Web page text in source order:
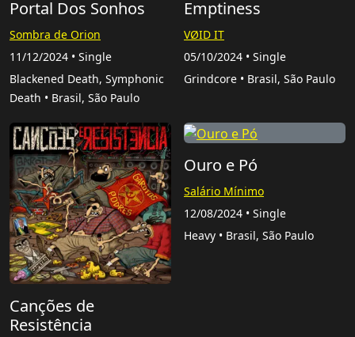
Portal Dos Sonhos
Sombra de Orion
11/12/2024 • Single
Blackened Death, Symphonic
Death • Brasil, São Paulo
Emptiness
VØID IT
05/10/2024 • Single
Grindcore • Brasil, São Paulo
Canções de
Resistência
Ouro e Pó
Salário Mínimo
12/08/2024 • Single
Heavy • Brasil, São Paulo